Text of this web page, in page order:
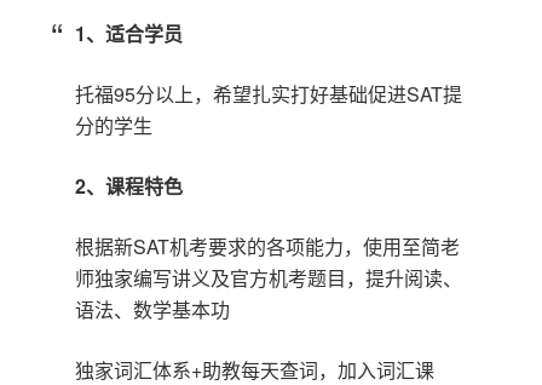
1、适合学员
托福95分以上，希望扎实打好基础促进SAT提
分的学生
2、课程特色
根据新SAT机考要求的各项能力，使用至简老
师独家编写讲义及官方机考题目，提升阅读、
语法、数学基本功
独家词汇体系+助教每天查词，加入词汇课